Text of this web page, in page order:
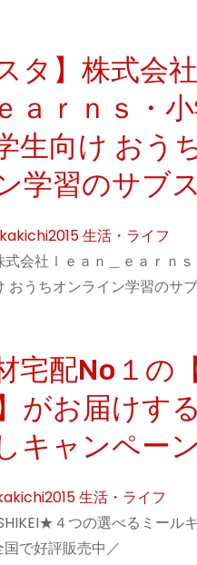
タ】株式会
ａｒｎｓ・
生向け おう
学習のサブ
生活・ライフ
式会社ｌｅａｎ＿ｅａｒｎ
おうちオンライン学習のサ
宅配No１の
がお届けす
キャンペーン
生活・ライフ
４つの選べるミール
で好評販売中／